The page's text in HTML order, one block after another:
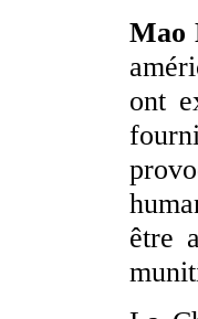
Mao
ont
être